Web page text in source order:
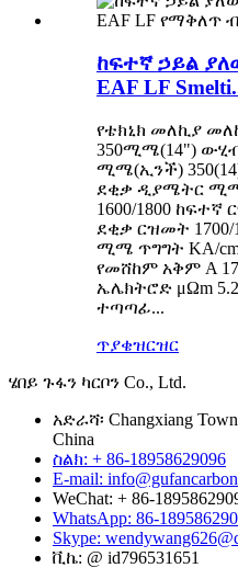
ከፍተኛ ኃይል
EAF LF
የቴክኒክ መለኪያ
350ሚሜ(14")
ሚሜ(ኢንች)
ደቂቃ ዲያሜትር
1600/1800
ደቂቃ ርዝመት 1700/
ሚሜ ጥግግት KA/
የመሸከም አቅም A
ኤሌክትሮድ μΩm
ተጣጣፊ...
ጥያቄዝርዝር
ሄበይ ጉፋን ካርቦን Co., Ltd.
አድራሻ፡ Changxiang
China
ስልክ: + 86-18958629096
E-mail:
WeChat: + 86-
WhatsApp: 86-
Skype:
ቪኬ: @ id796531651